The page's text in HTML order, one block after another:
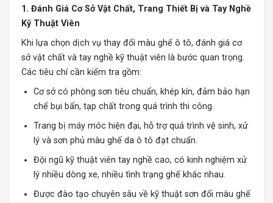
1. Đánh Giá Cơ Sở Vật Chất, Trang Thiết Bị và Tay Nghề
Kỹ Thuật Viên
Khi lựa chọn dịch vụ thay đổi màu ghế ô tô, đánh giá cơ
sở vật chất và tay nghề kỹ thuật viên là bước quan trọng.
Các tiêu chí cần kiểm tra gồm:
Cơ sở có phòng sơn tiêu chuẩn, khép kín, đảm bảo hạn
chế bụi bẩn, tạp chất trong quá trình thi công.
Trang bị máy móc hiện đại, hỗ trợ quá trình vệ sinh, xử
lý và sơn phủ màu ghế da ô tô đạt chuẩn.
Đội ngũ kỹ thuật viên tay nghề cao, có kinh nghiệm xử
lý nhiều dòng xe, nhiều tình trạng ghế khác nhau.
Được đào tạo chuyên sâu về kỹ thuật sơn đổi màu ghế